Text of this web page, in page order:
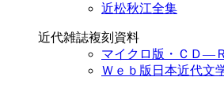
近松秋江全集
近代雑誌複刻資料
マイクロ版・ＣＤ―
Ｗｅｂ版日本近代文